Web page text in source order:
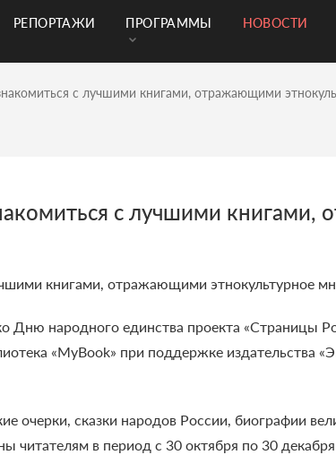
РЕПОРТАЖИ ПРОГРАММЫ НОВОСТИ
с лучшими книгами, отражающими
с лучшими книгами,
книгами, отражающими этнокультурное
Дню народного единства проекта «Страницы
«MyBook» при поддержке издательства
очерки, сказки народов России, биографии
читателям в период с 30 октября по 30